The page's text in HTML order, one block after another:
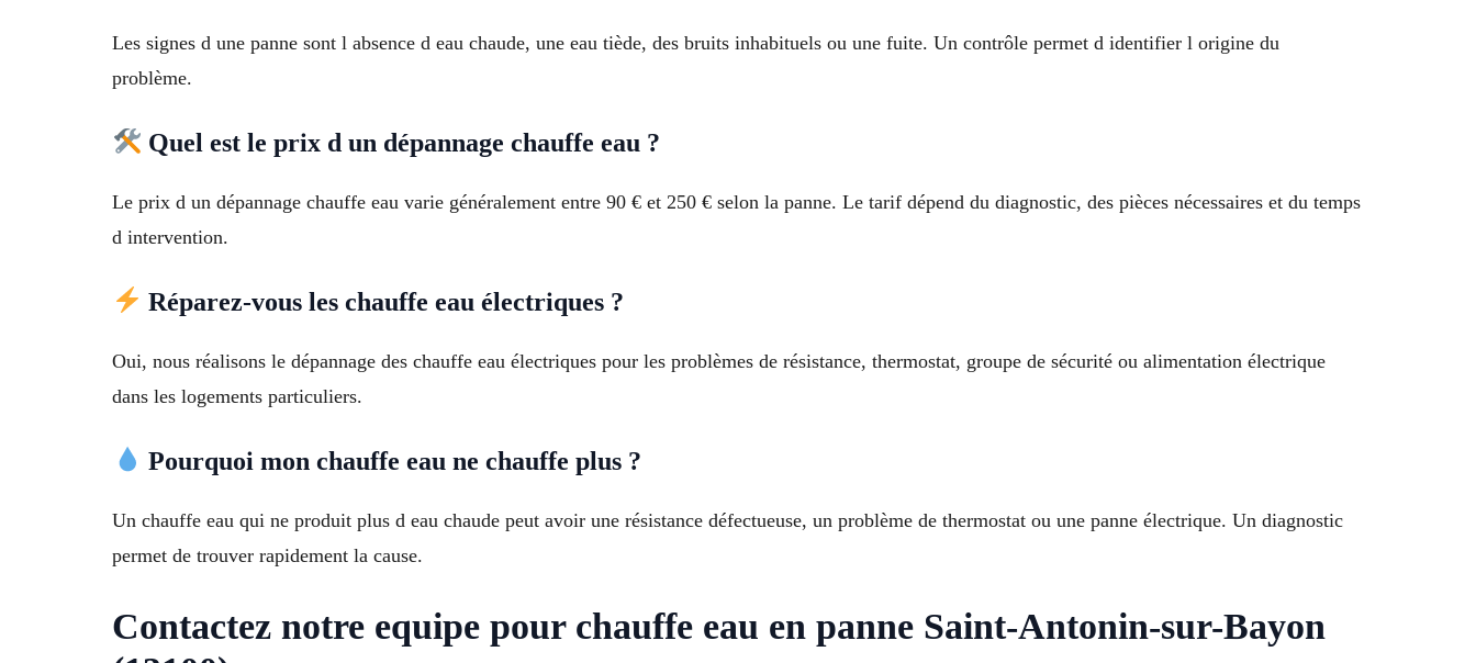
Les signes d une panne sont l absence d eau chaude, une eau tiède, des bruits inhabituels ou une fuite. Un contrôle permet d identifier l origine du
problème.
Quel est le prix d un dépannage chauffe eau ?
Le prix d un dépannage chauffe eau varie généralement entre 90 € et 250 € selon la panne. Le tarif dépend du diagnostic, des pièces nécessaires et du temps
d intervention.
Réparez-vous les chauffe eau électriques ?
Oui, nous réalisons le dépannage des chauffe eau électriques pour les problèmes de résistance, thermostat, groupe de sécurité ou alimentation électrique
dans les logements particuliers.
Pourquoi mon chauffe eau ne chauffe plus ?
Un chauffe eau qui ne produit plus d eau chaude peut avoir une résistance défectueuse, un problème de thermostat ou une panne électrique. Un diagnostic
permet de trouver rapidement la cause.
Contactez notre equipe pour chauffe eau en panne Saint-Antonin-sur-Bayon